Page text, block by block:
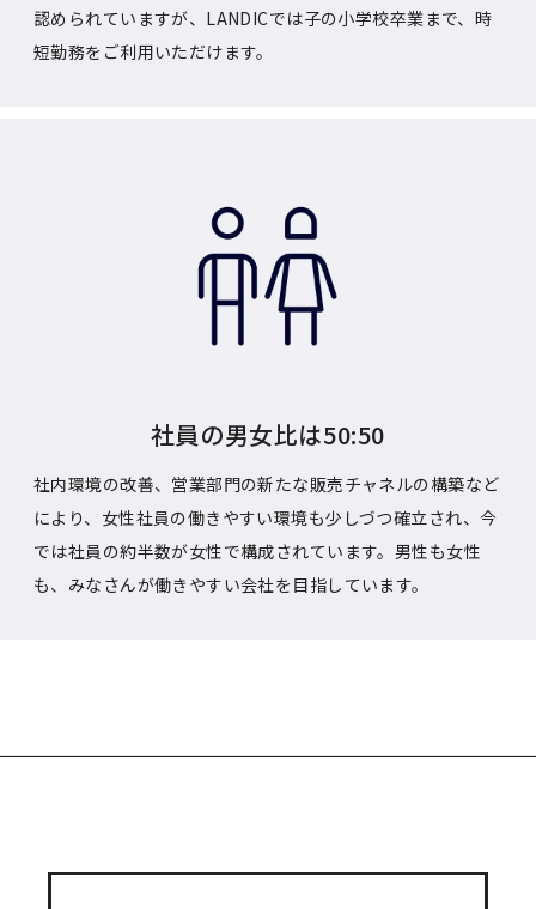
認められていますが、LANDICでは子の小学校卒業まで、時
短勤務をご利用いただけます。
社員の男女比は50:50
社内環境の改善、営業部門の新たな販売チャネルの構築など
により、女性社員の働きやすい環境も少しづつ確立され、今
では社員の約半数が女性で構成されています。男性も女性
も、みなさんが働きやすい会社を目指しています。